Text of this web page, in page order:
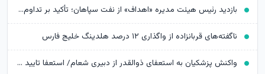
بازدید رئیس هیئت مدیره «اهداف» از نفت سپاهان؛ تأکید بر تداوم حمایت از شرکت های تابعه
ناگفته‌های قربانزاده از واگذاری ۱۲ درصد هلدینگ خلیج فارس
واکنش پزشکیان به استعفای ذوالقدر از دبیری شعام/ استعفا تایید شد؟